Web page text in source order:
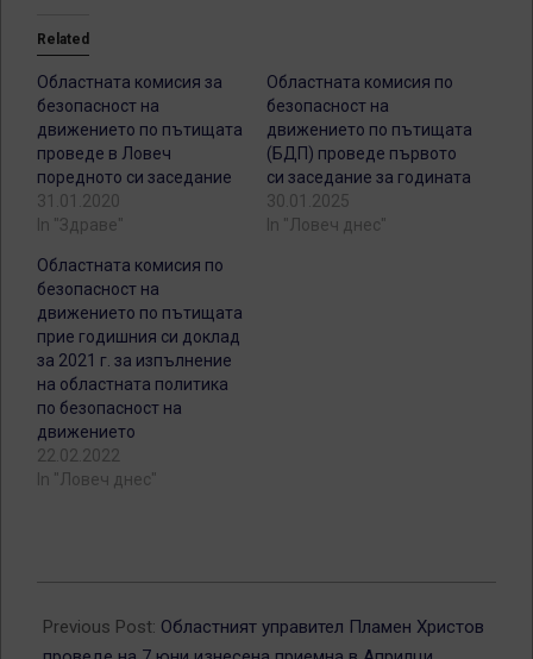
Related
Областната комисия за
безопасност на
движението по пътищата
проведе в Ловеч
поредното си заседание
31.01.2020
In "Здраве"
Областната комисия по
безопасност на
движението по пътищата
(БДП) проведе първото
си заседание за годината
30.01.2025
In "Ловеч днес"
Областната комисия по
безопасност на
движението по пътищата
прие годишния си доклад
за 2021 г. за изпълнение
на областната политика
по безопасност на
движението
22.02.2022
In "Ловеч днес"
06-
Previous Post: Областният управител Пламен Христов